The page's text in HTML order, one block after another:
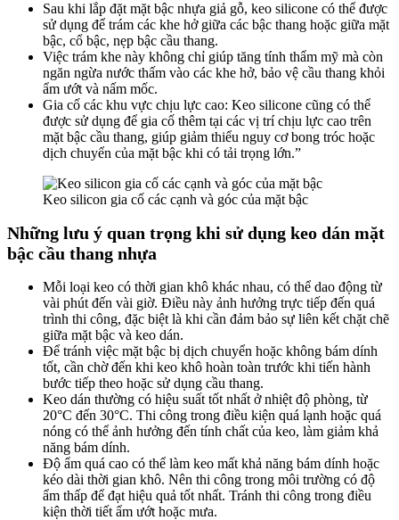
Sau khi lắp đặt mặt bậc nhựa giả gỗ, keo silicone có thể được
sử dụng để trám các khe hở giữa các bậc thang hoặc giữa mặt
bậc, cổ bậc, nẹp bậc cầu thang.
Việc trám khe này không chỉ giúp tăng tính thẩm mỹ mà còn
ngăn ngừa nước thấm vào các khe hở, bảo vệ cầu thang khỏi
ẩm ướt và nấm mốc.
Gia cố các khu vực chịu lực cao: Keo silicone cũng có thể
được sử dụng để gia cố thêm tại các vị trí chịu lực cao trên
mặt bậc cầu thang, giúp giảm thiểu nguy cơ bong tróc hoặc
dịch chuyển của mặt bậc khi có tải trọng lớn.”
Keo silicon gia cố các cạnh và góc của mặt bậc
Những lưu ý quan trọng khi sử dụng keo dán mặt
bậc cầu thang nhựa
Mỗi loại keo có thời gian khô khác nhau, có thể dao động từ
vài phút đến vài giờ. Điều này ảnh hưởng trực tiếp đến quá
trình thi công, đặc biệt là khi cần đảm bảo sự liên kết chặt chẽ
giữa mặt bậc và keo dán.
Để tránh việc mặt bậc bị dịch chuyển hoặc không bám dính
tốt, cần chờ đến khi keo khô hoàn toàn trước khi tiến hành
bước tiếp theo hoặc sử dụng cầu thang.
Keo dán thường có hiệu suất tốt nhất ở nhiệt độ phòng, từ
20°C đến 30°C. Thi công trong điều kiện quá lạnh hoặc quá
nóng có thể ảnh hưởng đến tính chất của keo, làm giảm khả
năng bám dính.
Độ ẩm quá cao có thể làm keo mất khả năng bám dính hoặc
kéo dài thời gian khô. Nên thi công trong môi trường có độ
ẩm thấp để đạt hiệu quả tốt nhất. Tránh thi công trong điều
kiện thời tiết ẩm ướt hoặc mưa.